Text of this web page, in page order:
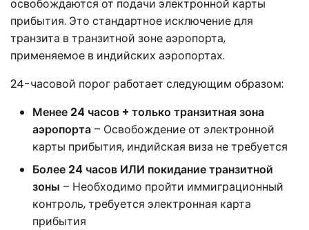
освобождаются от подачи электронной карты
прибытия. Это стандартное исключение для
транзита в транзитной зоне аэропорта,
применяемое в индийских аэропортах.
24-часовой порог работает следующим образом:
Менее 24 часов + только транзитная зона
аэропорта – Освобождение от электронной
карты прибытия, индийская виза не требуется
Более 24 часов ИЛИ покидание транзитной
зоны – Необходимо пройти иммиграционный
контроль, требуется электронная карта
прибытия